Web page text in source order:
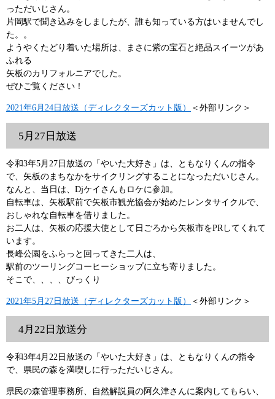
っただいじさん。
片岡駅で聞き込みをしましたが、誰も知っている方はいませんでし
た。。
ようやくたどり着いた場所は、まさに紫の宝石と絶品スイーツがあ
ふれる
矢板のカリフォルニアでした。
ぜひご覧ください！
2021年6月24日放送（ディレクターズカット版） ＜外部リンク＞
5月27日放送
令和3年5月27日放送の「やいた大好き」は、ともなりくんの指令
で、矢板のまちなかをサイクリングすることになっただいじさん。
なんと、当日は、Djケイさんもロケに参加。
自転車は、矢板駅前で矢板市観光協会が始めたレンタサイクルで、
おしゃれな自転車を借りました。
お二人は、矢板の応援大使として日ごろから矢板市をPRしてくれて
います。
長峰公園をふらっと回ってきた二人は、
駅前のツーリングコーヒーショップに立ち寄りました。
そこで、、、、びっくり
2021年5月27日放送（ディレクターズカット版） ＜外部リンク＞
4月22日放送分
令和3年4月22日放送の「やいた大好き」は、ともなりくんの指令
で、県民の森を満喫しに行っただいじさん。
県民の森管理事務所、自然解説員の阿久津さんに案内してもらい、